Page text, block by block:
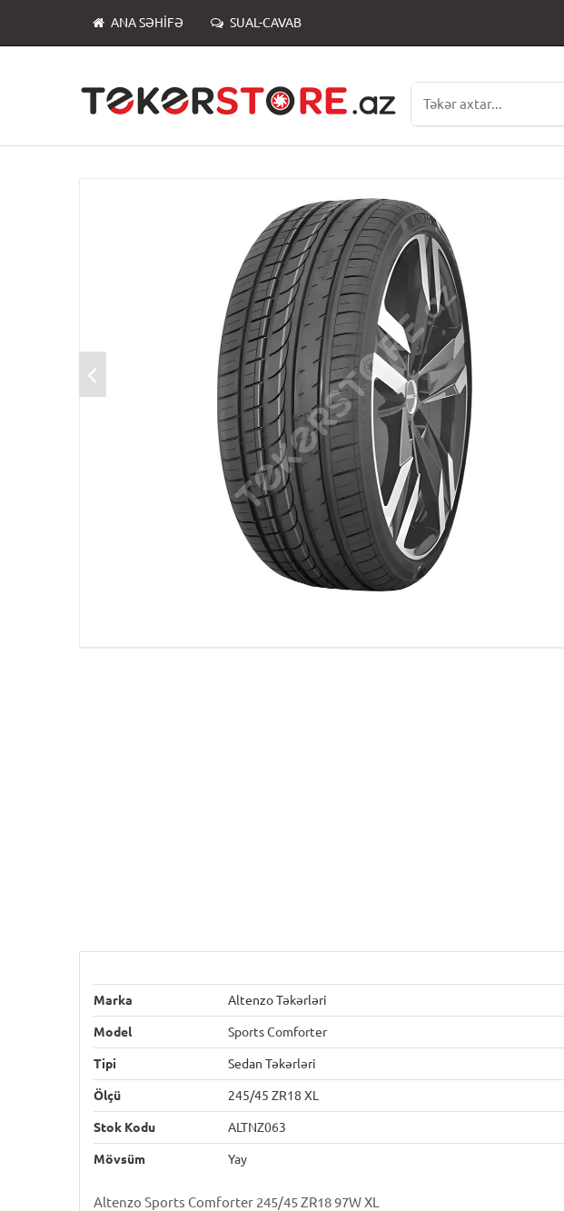
ANA SƏHIFƏ SUAL-CAVAB
Marka Altenzo Təkərləri
Model Sports Comforter
Tipi Sedan Təkərləri
Ölçü 245/45 ZR18 XL
Stok Kodu ALTNZ063
Mövsüm Yay
Altenzo Sports Comforter 245/45 ZR18 97W XL